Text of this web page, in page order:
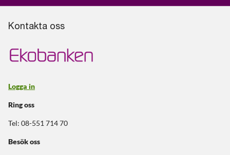
Kontakta oss
Logga in
Ring oss
Tel: 08-551 714 70
Besök oss